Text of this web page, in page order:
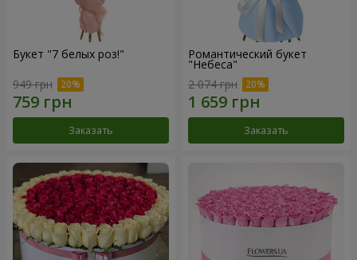
Букет "7 белых роз!"
949 грн
Заказать
Романтический букет
"Небеса"
2 074 грн
Заказать